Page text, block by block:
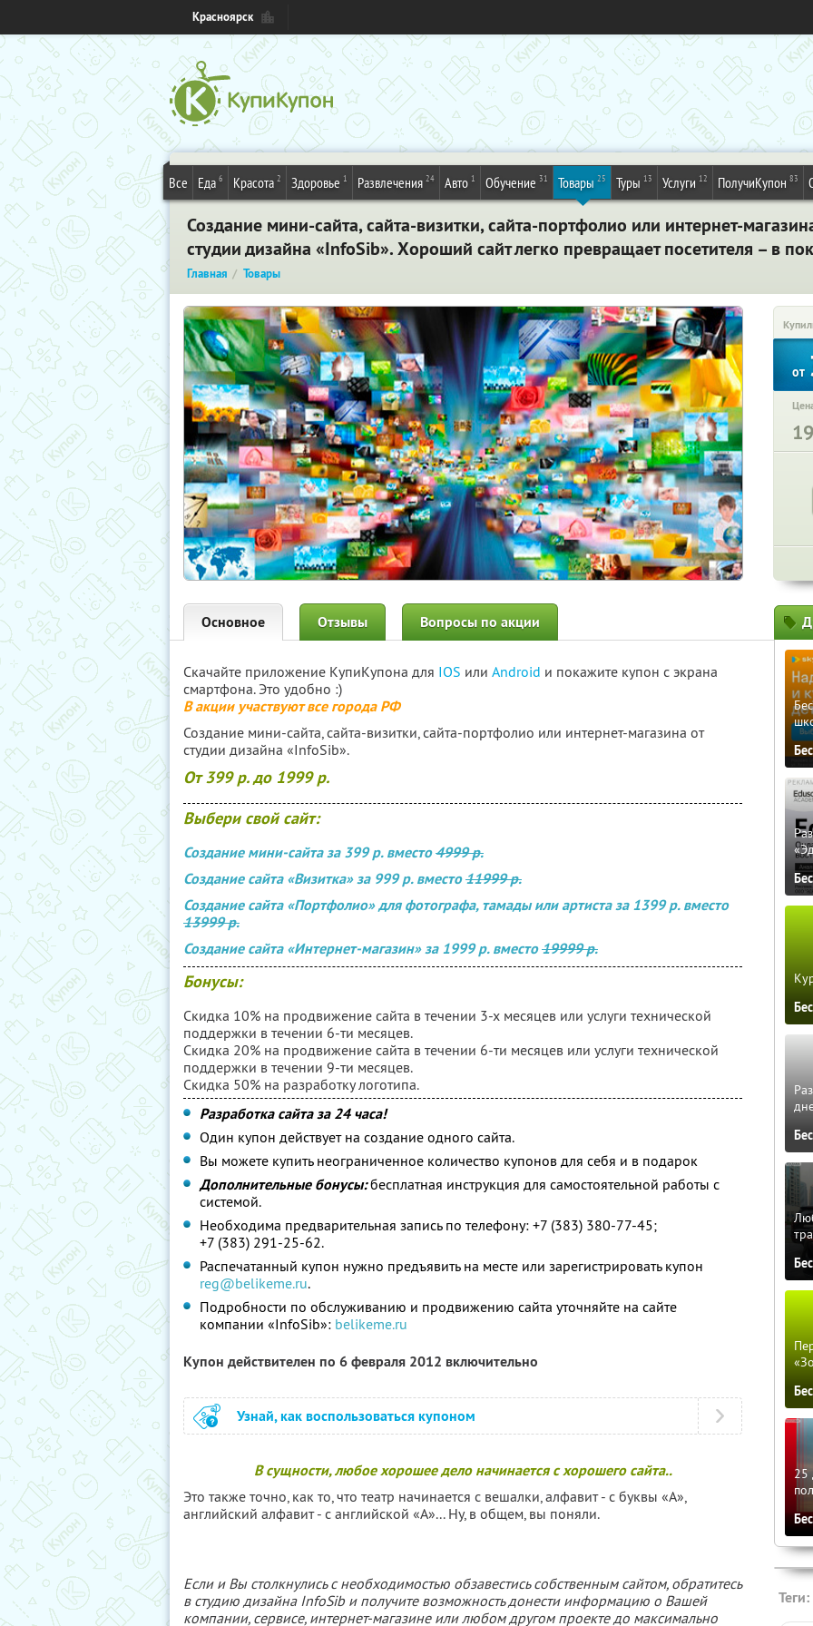
Красноярск
Все Еда 6 Красота 2 Здоровье 1 Развлечения 24 Авто 1 Обучение 31 Товары 25 Туры 13 Услуги 12 ПолучиКупон 83
Создание мини-сайта, сайта-визитки, сайта-портфолио или интернет-
студии дизайна «InfoSib». Хороший сайт легко превращает посетителя – в
Главная Товары
от
Основное Отзывы Вопросы по акции
Скачайте приложение КупиКупона для IOS или Android и покажите купон с экрана
смартфона. Это удобно :)
В акции участвуют все города РФ
Создание мини-сайта, сайта-визитки, сайта-портфолио или интернет-магазина от
студии дизайна «InfoSib».
От 399 р. до 1999 р.
Выбери свой сайт:
Создание мини-сайта за 399 р. вместо4999 р.
Создание сайта «Визитка» за 999 р. вместо11999 р.
Создание сайта «Портфолио» для фотографа, тамады или артиста за 1399 р. вместо
13999 р.
Создание сайта «Интернет-магазин» за 1999 р. вместо19999 р.
Бонусы:
Скидка 10% на продвижение сайта в течении 3-х месяцев или услуги технической
поддержки в течении 6-ти месяцев.
Скидка 20% на продвижение сайта в течении 6-ти месяцев или услуги технической
поддержки в течении 9-ти месяцев.
Скидка 50% на разработку логотипа.
Разработка сайта за 24 часа!
Один купон действует на создание одного сайта.
Вы можете купить неограниченное количество купонов для себя и в подарок
Дополнительные бонусы:бесплатная инструкция для самостоятельной работы с
системой.
Необходима предварительная запись по телефону: +7 (383) 380-77-45;
+7 (383) 291-25-62.
Распечатанный купон нужно предъявить на месте или зарегистрировать купон
reg@belikeme.ru.
Подробности по обслуживанию и продвижению сайта уточняйте на сайте
компании «InfoSib»: belikeme.ru
Купон действителен по 6 февраля 2012 включительно
Узнай, как воспользоваться купоном
В сущности, любое хорошее дело начинается с хорошего сайта..
Это также точно, как то, что театр начинается с вешалки, алфавит - с буквы «А»,
английский алфавит - с английской «А»... Ну, в общем, вы поняли.
Если и Вы столкнулись с необходимостью обзавестись собственным сайтом, обратитесь
в студию дизайна InfoSib и получите возможность донести информацию о Вашей
компании, сервисе, интернет-магазине или любом другом проекте до максимально
25
Теги: